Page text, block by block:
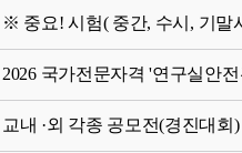
※ 중요! 시험( 중간, 수시, 기말
2026 국가전문자격 '연구실안
교내 ·외 각종 공모전(경진대회)